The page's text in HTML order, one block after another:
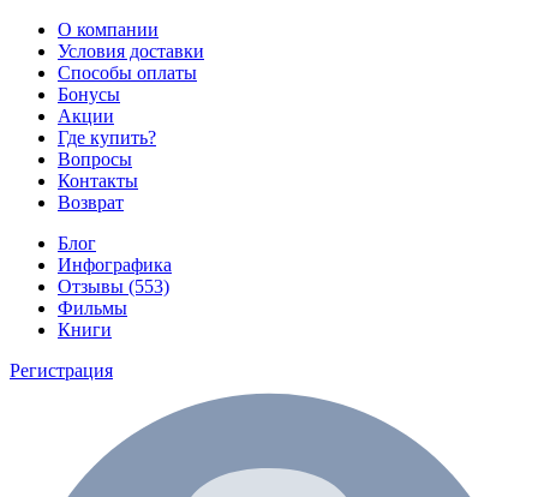
О компании
Условия доставки
Способы оплаты
Бонусы
Акции
Где купить?
Вопросы
Контакты
Возврат
Блог
Инфографика
Отзывы (553)
Фильмы
Книги
Регистрация